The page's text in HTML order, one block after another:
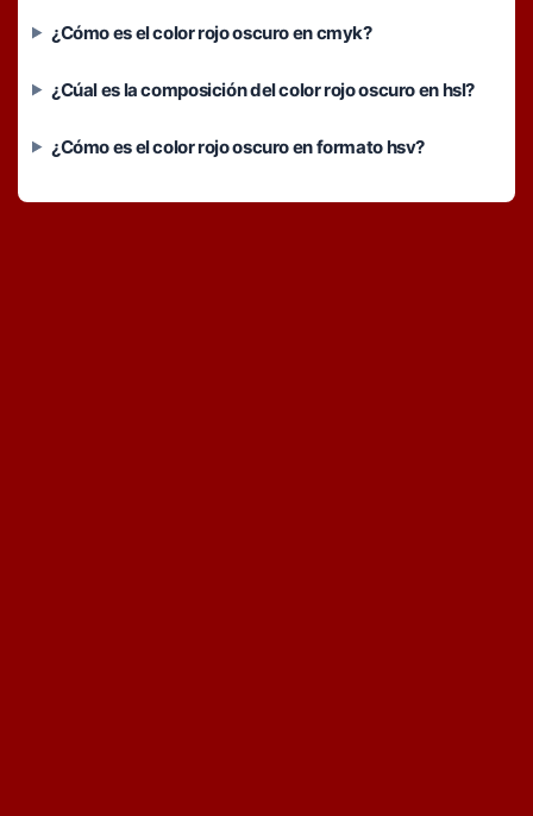
¿Cómo es el color rojo oscuro en cmyk?
¿Cúal es la composición del color rojo oscuro en hsl?
¿Cómo es el color rojo oscuro en formato hsv?